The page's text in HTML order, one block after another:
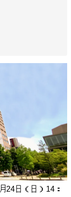
24日（日）14：